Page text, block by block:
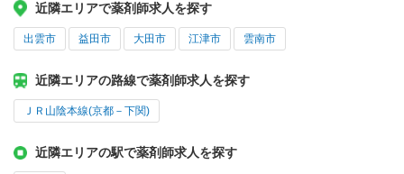
近隣エリアで薬剤師求人を探す
出雲市 益田市 大田市 江津市 雲南市
近隣エリアの路線で薬剤師求人を探す
ＪＲ山陰本線(京都－下関)
近隣エリアの駅で薬剤師求人を探す